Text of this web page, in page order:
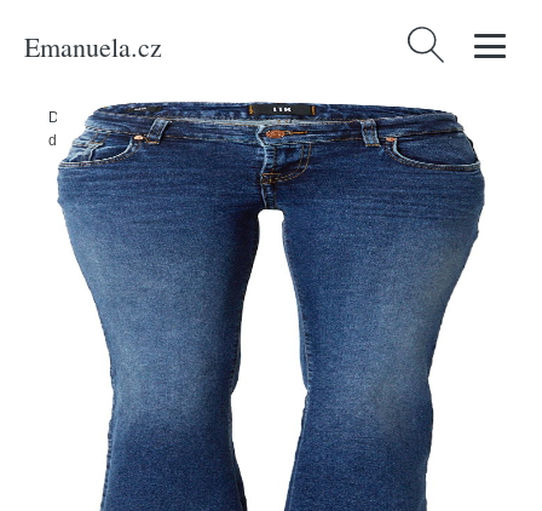
Emanuela.cz Vyhledávání
Domů/Produkty/Ženy/Oblečení/Džíny/Džíny 'Roxy' LTB modrá
džínovina